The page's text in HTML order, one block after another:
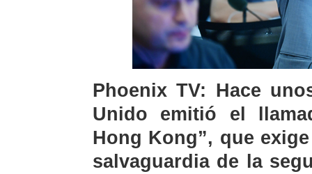
Phoenix TV: Hace
Unido emitió el
Hong Kong”, que
salvaguardia de la